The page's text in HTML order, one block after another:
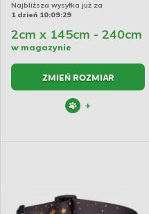
Najbliższa wysyłka już za
1 dzień 10:09:29
2cm x 145cm - 240cm
w magazynie
ZMIEŃ ROZMIAR
+